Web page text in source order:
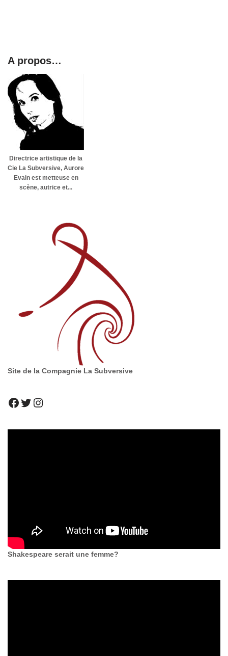
A propos…
Directrice artistique de la
Cie La Subversive, Aurore
Evain est metteuse en
scène, autrice et...
Site de la Compagnie La Subversive
Shakespeare serait une femme?